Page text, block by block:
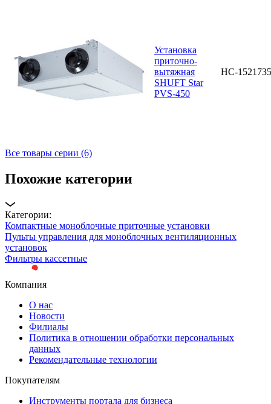
Установка
приточно-
вытяжная
SHUFT Star
PVS-450
НС-1521735
Все товары серии (6)
Похожие категории
Категории:
Компактные моноблочные приточные установки
Пульты управления для моноблочных вентиляционных
установок
Фильтры кассетные
Компания
О нас
Новости
Филиалы
Политика в отношении обработки персональных
данных
Рекомендательные технологии
Покупателям
Инструменты портала для бизнеса